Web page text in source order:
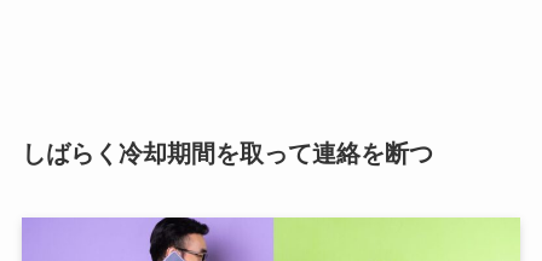
しばらく冷却期間を取って連絡を断つ